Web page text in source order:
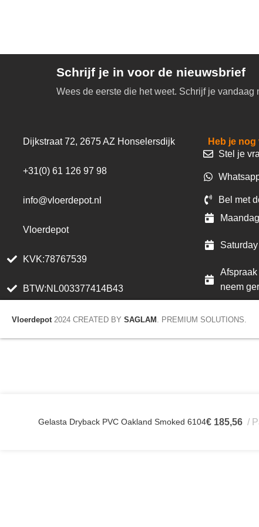
Schrijf je in voor de nieuwsbrief
Wees de eerste die het weet. Schrijf je vandaag
Dijkstraat 72, 2675 AZ Honselersdijk
+31(0) 61 126 97 98
info@vloerdepot.nl
Vloerdepot
KVK:78767539
BTW:NL003377414B43
Heb je nog
Stel je
Bel met
neem
Vloerdepot 2024 CREATED BY SAGLAM . PREMIUM SOLUTIONS.
Gelasta Dryback PVC Oakland Smoked 6104€ 185,56